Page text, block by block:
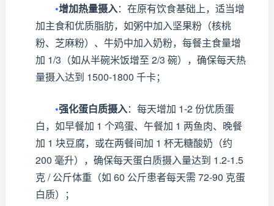
•增加热量摄入：在原有饮食基础上，适当增
加主食和优质脂肪，如粥中加入坚果粉（核桃
粉、芝麻粉）、牛奶中加入奶粉，每餐主食量增
加 1/3（如从半碗米饭增至 2/3 碗），确保每天热
量摄入达到 1500-1800 千卡；
•强化蛋白质摄入：每天增加 1-2 份优质蛋
白，如早餐加 1 个鸡蛋、午餐加 1 两鱼肉、晚餐
加 1 块豆腐，或在两餐间加 1 杯无糖酸奶（约
200 毫升），确保每天蛋白质摄入量达到 1.2-1.5
克 / 公斤体重（如 60 公斤患者每天需 72-90 克蛋
白质）；